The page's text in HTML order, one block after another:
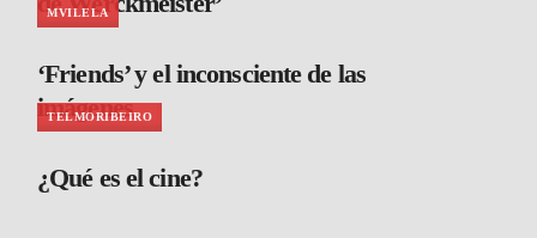
MVILELA
‘Friends’ y el inconsciente de las
imágenes
TELMORIBEIRO
¿Qué es el cine?